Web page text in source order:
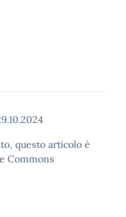
questo articolo è
Commons